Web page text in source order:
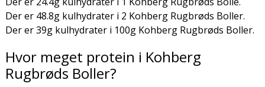
Der er 48.8g kulhydrater i 2 Kohberg Rugbrøds Boller.
Der er 39g kulhydrater i 100g Kohberg Rugbrøds Boller.
Hvor meget protein i Kohberg
Rugbrøds Boller?